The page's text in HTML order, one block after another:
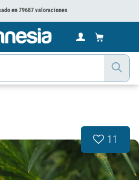
en 79687 valoraciones
11